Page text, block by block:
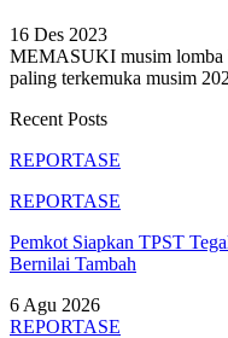
16 Des 2023
MEMASUKI musim lomba
paling terkemuka musim
Recent Posts
REPORTASE
REPORTASE
Pemkot Siapkan TPST
Bernilai Tambah
6 Agu 2026
REPORTASE